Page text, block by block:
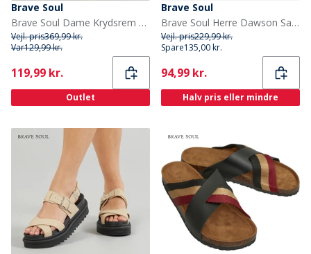
Brave Soul
Brave Soul Dame Krydsrem Sandaler Tan
Vejl. pris369,99 kr.
Var129,99 kr.
Current
119,99 kr.
Outlet
Brave Soul
Brave Soul Herre Dawson Sandaler Sort
Vejl. pris229,99 kr.
Spare135,00 kr.
Current
94,99 kr.
Halv pris eller mindre